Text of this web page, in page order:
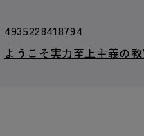
4935228418794
ようこそ実力至上主義の